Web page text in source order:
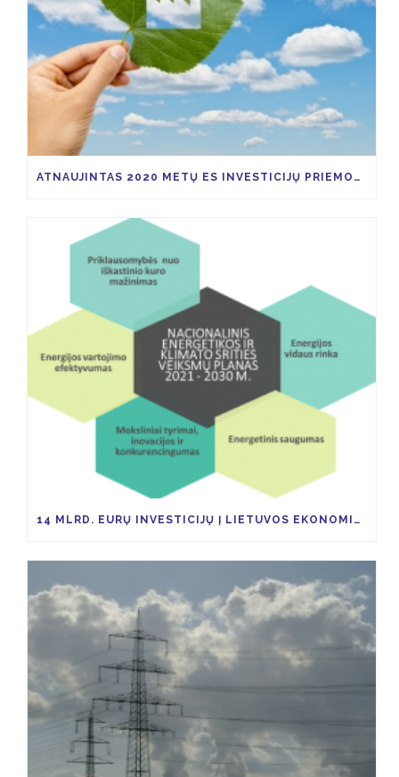
ATNAUJINTAS 2020 METŲ ES INVESTICIJŲ PRIEMONIŲ KVIETIMŲ TEIKTI PARAIŠKAS PLANAS
14 MLRD. EURŲ INVESTICIJŲ Į LIETUVOS EKONOMIKĄ TAM KAD IKI 2030 M. ŠESD SUMAŽĖTŲ 9 PROC.